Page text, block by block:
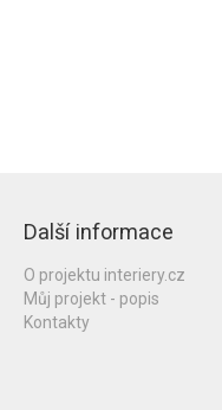
Další informace
O projektu interiery.cz
Můj projekt - popis
Kontakty